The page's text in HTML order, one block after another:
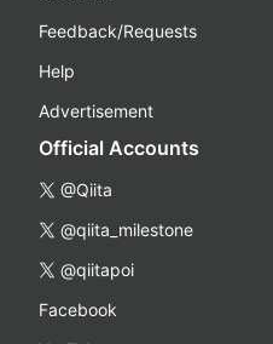
Feedback/Requests
Help
Advertisement
Official Accounts
@Qiita
@qiita_milestone
@qiitapoi
Facebook